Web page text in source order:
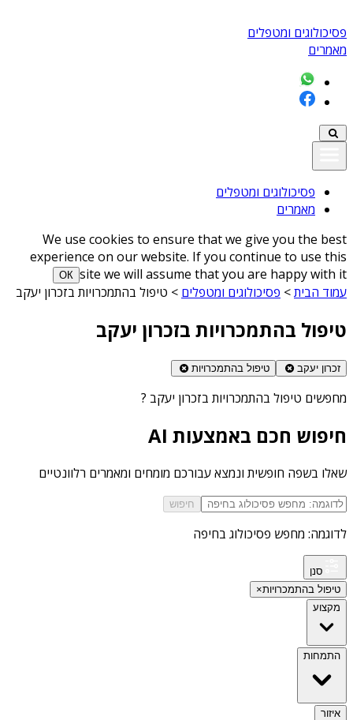
פסיכולוגים ומטפלים
מאמרים
פסיכולוגים ומטפלים
מאמרים
We use cookies to ensure that we give you the best
experience on our website. If you continue to use this
site we will assume that you are happy with it
ОК
עמוד הבית> פסיכולוגים ומטפלים > טיפול בהתמכרויות בזכרון יעקב
טיפול בהתמכרויות בזכרון יעקב
זכרון יעקב טיפול בהתמכרויות
מחפשים טיפול בהתמכרויות בזכרון יעקב ?
חיפוש חכם באמצעות AI
שאלו בשפה חופשית ונמצא עבורכם מומחים ומאמרים רלוונטיים
חיפוש
לדוגמה: מחפש פסיכולוג בחיפה
סנן
טיפול בהתמכרויות×
מקצוע
התמחות
איזור